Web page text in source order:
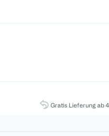
Gratis Lieferung ab